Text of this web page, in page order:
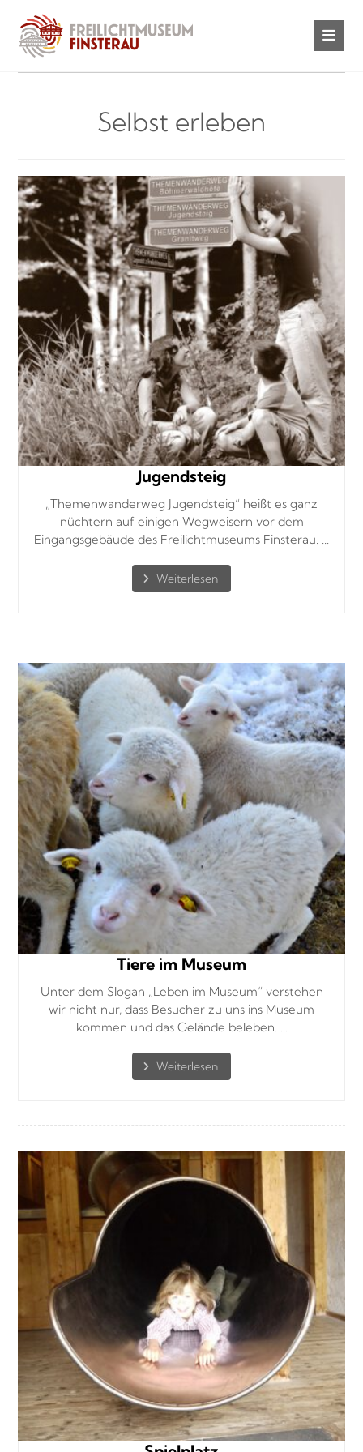
Selbst erleben
Jugendsteig
„Themenwanderweg Jugendsteig“ heißt es ganz
nüchtern auf einigen Wegweisern vor dem
Eingangsgebäude des Freilichtmuseums Finsterau. ...
Tiere im Museum
Unter dem Slogan „Leben im Museum“ verstehen
wir nicht nur, dass Besucher zu uns ins Museum
kommen und das Gelände beleben. ...